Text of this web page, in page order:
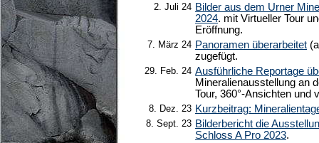
2. Juli 24 Bilder aus dem Urner
2024. mit Virtueller Tour
Eröffnung.
7. März 24 Panoramen überarbeitet
zugefügt.
29. Feb. 24 Ausführliche Reportage
Mineralienausstellung an
Tour, 360°-Ansichten und
8. Dez. 23 Kurzbeitrag:
8. Sept. 23 Bilderbericht die
Schloss A Pro 2023.